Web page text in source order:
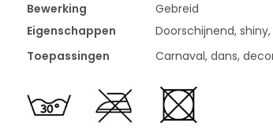
Bewerking
Gebreid
Eigenschappen
Doorschijnend,
Toepassingen
Carnaval, dans,